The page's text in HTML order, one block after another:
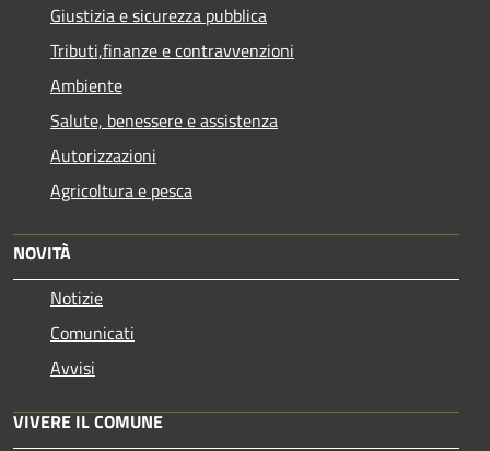
Giustizia e sicurezza pubblica
Tributi,finanze e contravvenzioni
Ambiente
Salute, benessere e assistenza
Autorizzazioni
Agricoltura e pesca
NOVITÀ
Notizie
Comunicati
Avvisi
VIVERE IL COMUNE